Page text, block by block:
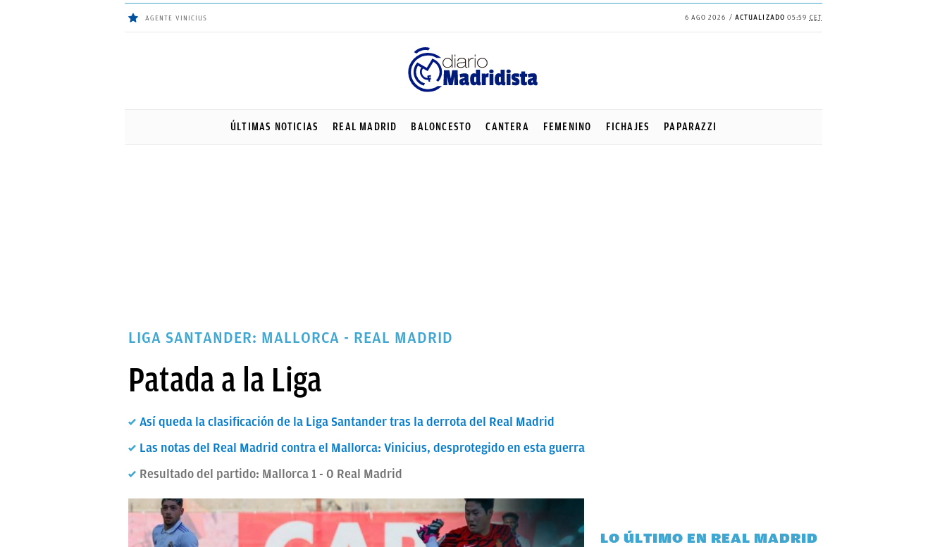
AGENTE VINICIUS 6 AGO 2026 ACTUALIZADO 05:59 CET
ÚLTIMAS NOTICIAS REAL MADRID BALONCESTO CANTERA FEMENINO FICHAJES PAPARAZZI
LIGA SANTANDER: MALLORCA - REAL MADRID
Patada a la Liga
Así queda la clasificación de la Liga Santander tras la derrota del Real Madrid
Las notas del Real Madrid contra el Mallorca: Vinicius, desprotegido en esta guerra
Resultado del partido: Mallorca 1 - 0 Real Madrid
LO ÚLTIMO EN REAL MADRID